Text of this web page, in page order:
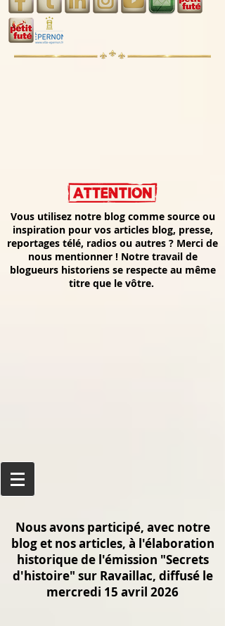
Vous utilisez notre blog comme source ou
inspiration pour vos articles blog, presse,
reportages télé, radios ou autres ? Merci de
nous mentionner ! Notre travail de
blogueurs historiens se respecte au même
titre que le vôtre.
Nous avons participé, avec notre
blog et nos articles, à l'élaboration
historique de l'émission "Secrets
d'histoire" sur Ravaillac, diffusé le
mercredi 15 avril 2026